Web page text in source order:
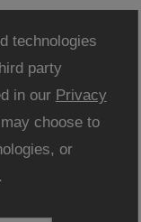
technologies
party
in our Privacy
choose to
or